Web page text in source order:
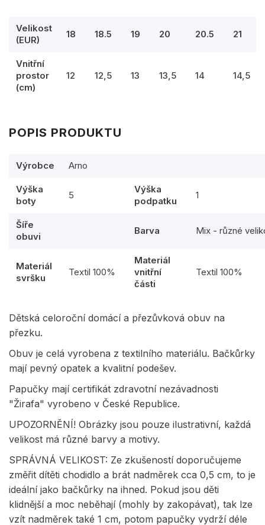
Velikost
(EUR)
18 18.5 19 20 20.5 21
Vnitřní
prostor
(cm)
12 12,5 13 13,5 14 14,5
POPIS PRODUKTU
Výrobce Arno
Výška
boty
5
Výška
podpatku
1
Šíře
obuvi
Barva Mix - různé
Materiál
svršku
Textil 100%
Materiál
vnitřní
části
Textil 100%
Dětská celoroční domácí a přezůvková obuv na
přezku.
Obuv je celá vyrobena z textilního materiálu. Bačkůrky
mají pevný opatek a kvalitní podešev.
Papučky mají certifikát zdravotní nezávadnosti
"Žirafa" vyrobeno v České Republice.
UPOZORNĚNÍ! Obrázky jsou pouze ilustrativní, každá
velikost má různé barvy a motivy.
SPRÁVNÁ VELIKOST: Ze zkušeností doporučujeme
změřit dítěti chodidlo a brát nadměrek cca 0,5 cm, to je
ideální jako bačkůrky na ihned. Pokud jsou děti
klidnější a moc neběhají (mohly by zakopávat), tak lze
vzít nadměrek také 1 cm, potom papučky vydrží déle